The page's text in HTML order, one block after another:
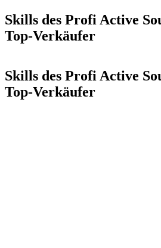
Skills des Profi Active
Top-Verkäufer
Skills des Profi Active
Top-Verkäufer